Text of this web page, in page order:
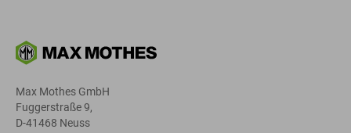
Max Mothes GmbH
Fuggerstraße 9,
D-41468 Neuss